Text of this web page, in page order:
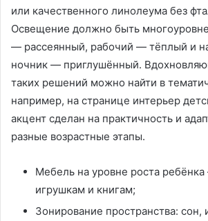
или качественного линолеума без
Освещение должно быть
— рассеянный, рабочий — тёплый и
ночник — приглушённый.
таких решений можно найти в
например, на странице интерьер
акцент сделан на практичность и
разные возрастные этапы.
Мебель на уровне роста
игрушкам и книгам;
Зонирование пространства: сон,